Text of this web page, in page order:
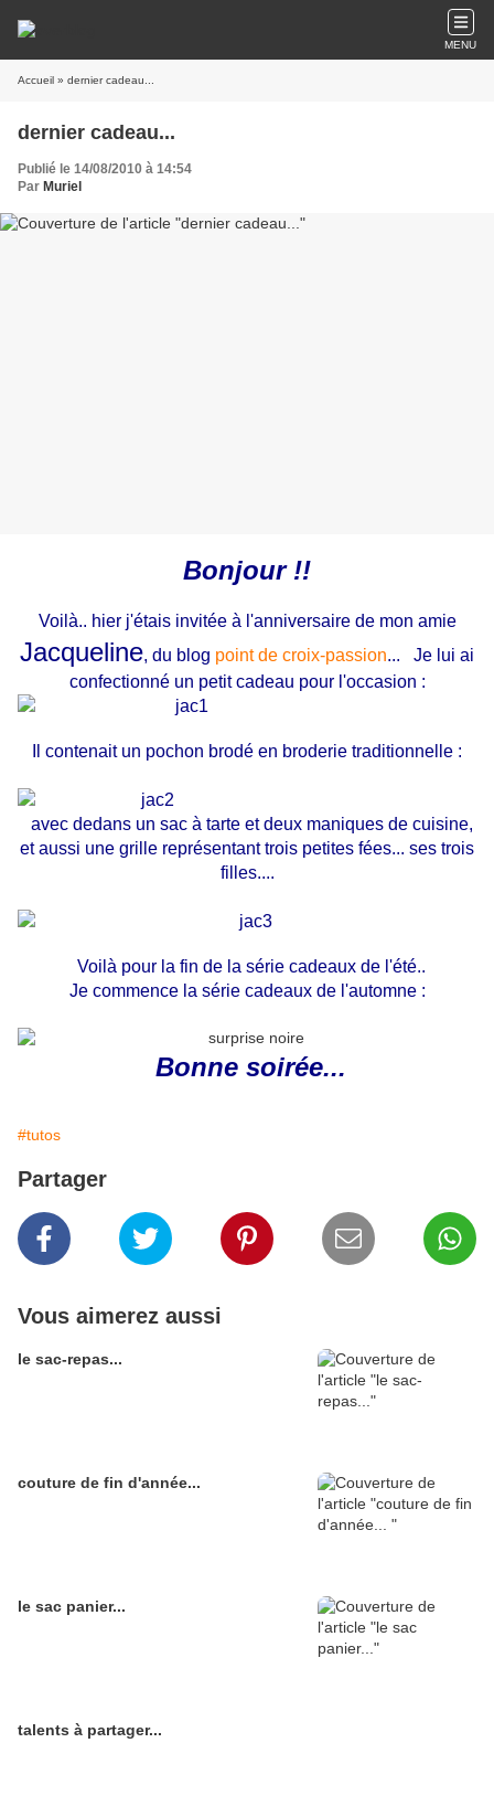
MENU
Accueil » dernier cadeau...
dernier cadeau...
Publié le 14/08/2010 à 14:54
Par Muriel
Bonjour !!
Voilà.. hier j'étais invitée à l'anniversaire de mon amie
Jacqueline, du blog point de croix-passion... Je lui ai
confectionné un petit cadeau pour l'occasion :
Il contenait un pochon brodé en broderie traditionnelle :
avec dedans un sac à tarte et deux maniques de cuisine,
et aussi une grille représentant trois petites fées... ses trois
filles....
Voilà pour la fin de la série cadeaux de l'été..
Je commence la série cadeaux de l'automne :
Bonne soirée...
#tutos
Partager
Vous aimerez aussi
le sac-repas...
couture de fin d'année...
le sac panier...
talents à partager...